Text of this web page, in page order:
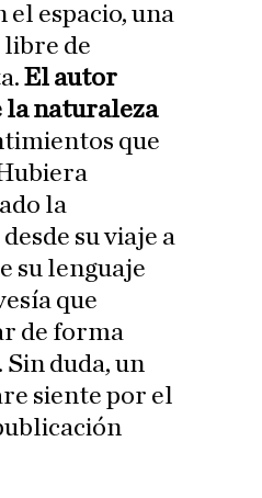
espacio, una
libre de
El autor
la naturaleza
que
la
su viaje a
su lenguaje
que
de forma
duda, un
siente por el